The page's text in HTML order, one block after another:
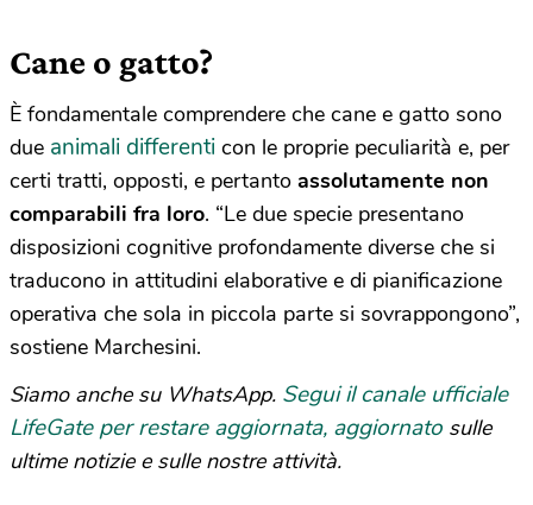
Cane o gatto?
È fondamentale comprendere che cane e gatto sono
due animali differenti con le proprie peculiarità e, per
certi tratti, opposti, e pertanto assolutamente non
comparabili fra loro. “Le due specie presentano
disposizioni cognitive profondamente diverse che si
traducono in attitudini elaborative e di pianificazione
operativa che sola in piccola parte si sovrappongono”,
sostiene Marchesini.
Siamo anche su WhatsApp. Segui il canale ufficiale
LifeGate per restare aggiornata, aggiornato sulle
ultime notizie e sulle nostre attività.